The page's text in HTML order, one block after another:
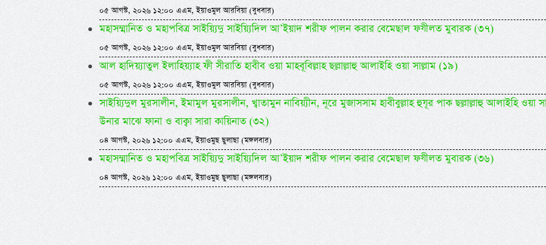
০৫ আগস্ট, ২০২৬ ১২:০০ এএম, ইয়াওমুল আরবিয়া (বুধবার)
মহাসম্মানিত ও মহাপবিত্র সাইয়্যিদু সাইয়্যিদিল আ’ইয়াদ শরীফ পালন করার বেমেছাল ফযীলত মুবারক (৩৭)
০৫ আগস্ট, ২০২৬ ১২:০০ এএম, ইয়াওমুল আরবিয়া (বুধবার)
আল হাদিয়্যাতুল ইলাহিয়্যাহ ফী সীরাতি হাবীব ওয়া মাহবূবিল্লাহ ছল্লাল্লাহু আলাইহি ওয়া সাল্লাম (১৯)
০৫ আগস্ট, ২০২৬ ১২:০০ এএম, ইয়াওমুল আরবিয়া (বুধবার)
সাইয়্যিদুল মুরসালীন, ইমামুল মুরসালীন, খ্বাতামুন নাবিয়্যীন, নূরে মুজাসসাম হাবীবুল্লাহ হুযূর পাক ছল্লাল্লাহু আলাইহি ওয়া
উনার মাঝে ফানা ও বাক্বা সারা কায়িনাত (৩২)
০৪ আগস্ট, ২০২৬ ১২:০০ এএম, ইয়াওমুছ ছুলাছা (মঙ্গলবার)
মহাসম্মানিত ও মহাপবিত্র সাইয়্যিদু সাইয়্যিদিল আ’ইয়াদ শরীফ পালন করার বেমেছাল ফযীলত মুবারক (৩৬)
০৪ আগস্ট, ২০২৬ ১২:০০ এএম, ইয়াওমুছ ছুলাছা (মঙ্গলবার)